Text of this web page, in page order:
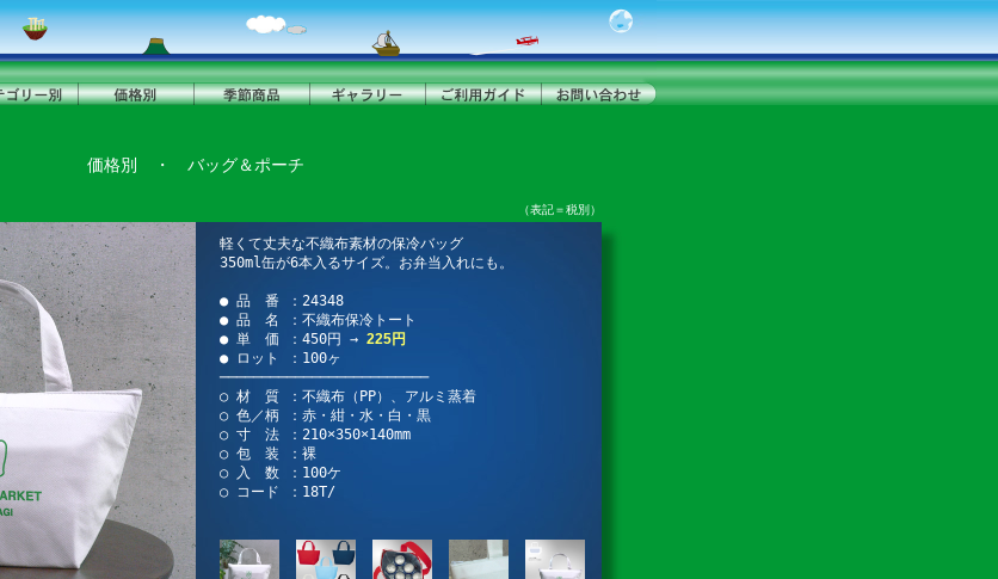
価格別 ・ バッグ＆ポーチ
（表記＝税別）
軽くて丈夫な不織布素材の保冷バッグ
350ml缶が6本入るサイズ。お弁当入れにも。
● 品 番 ：24348
● 品 名 ：不織布保冷トート
● 単 価 ：450円 → 225円
● ロット ：100ヶ
─────────────────────────
○ 材 質 ：不織布（PP）、アルミ蒸着
○ 色／柄 ：赤・紺・水・白・黒
○ 寸 法 ：210×350×140mm
○ 包 装 ：裸
○ 入 数 ：100ケ
○ コード ：18T/